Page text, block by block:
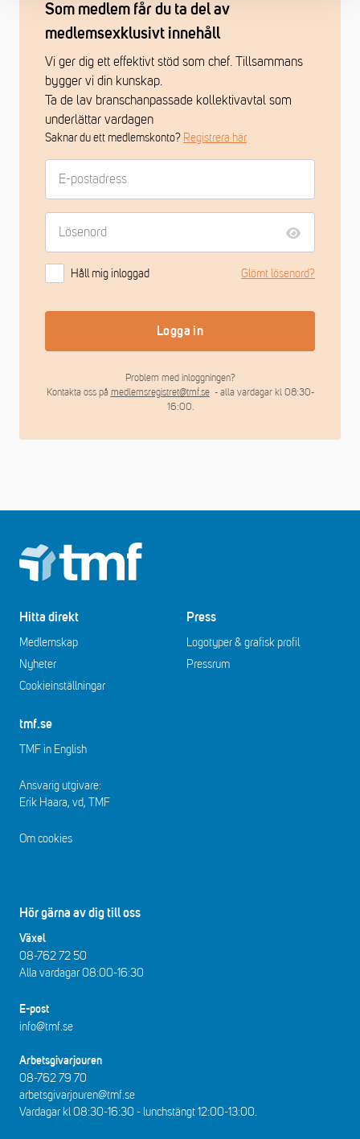
Som medlem får du ta del av
medlemsexklusivt innehåll
Vi ger dig ett effektivt stöd som chef. Tillsammans
bygger vi din kunskap.
Ta de lav branschanpassade kollektivavtal som
underlättar vardagen
Saknar du ett medlemskonto? Registrera här
Håll mig inloggad Glömt lösenord?
Logga in
Problem med inloggningen?
Kontakta oss på medlemsregistret@tmf.se- alla vardagar kl 08:30-
16:00.
Footer
Hitta direkt
Medlemskap
Nyheter
Cookieinställningar
Press
Logotyper & grafisk profil
Pressrum
tmf.se
TMF in English
Ansvarig utgivare:
Erik Haara, vd, TMF
Om cookies
Hör gärna av dig till oss
Växel
08-762 72 50
Alla vardagar 08:00-16:30​​
E-post
info@tmf.se
Arbetsgivarjouren
08-762 79 70
arbetsgivarjouren@tmf.se
Vardagar kl 08:30-16:30 - lunchstängt 12:00-13:00​.